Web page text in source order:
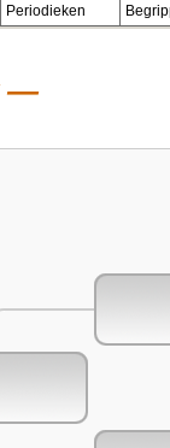
Periodieken